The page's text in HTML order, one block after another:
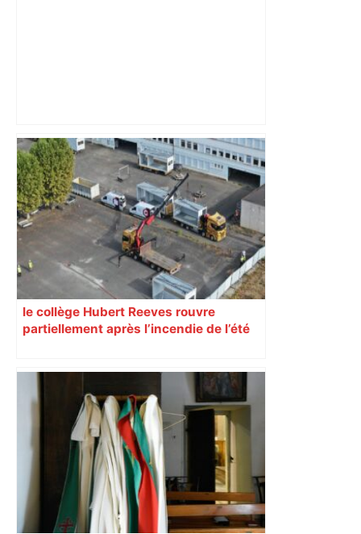
"C’est l’une des plus fortes
fréquentations du circuit" : Toulouse
est-elle la capitale du poker amateur –
ladepeche.fr
le collège Hubert Reeves rouvre
partiellement après l’incendie de l’été